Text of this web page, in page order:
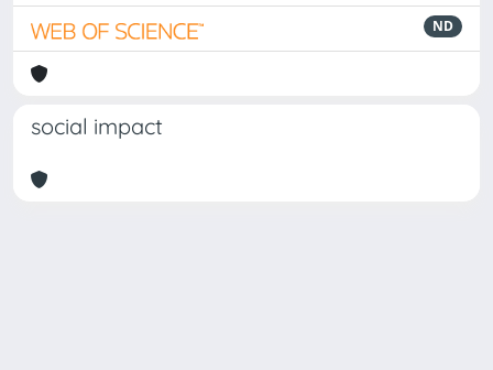
ND
social impact